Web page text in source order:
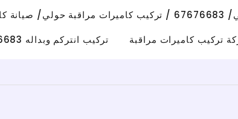
حولي
تركيب انتركم وبداله 67676683 فني تصليح انتركم وكاميرات